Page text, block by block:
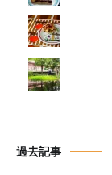
過去記事